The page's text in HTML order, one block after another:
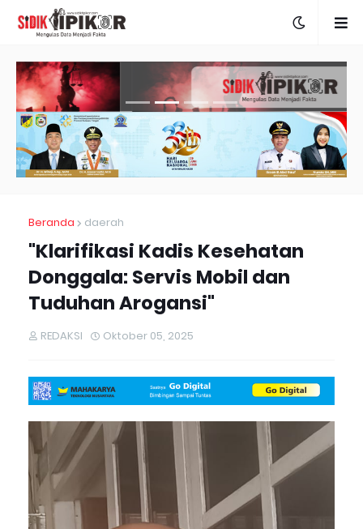
Beranda daerah
"Klarifikasi Kadis Kesehatan
Donggala: Servis Mobil dan
Tuduhan Arogansi"
REDAKSI Oktober 05, 2025